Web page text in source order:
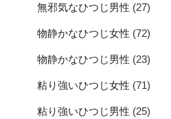
無邪気なひつじ男性 (27)
物静かなひつじ女性 (72)
物静かなひつじ男性 (23)
粘り強いひつじ女性 (71)
粘り強いひつじ男性 (25)